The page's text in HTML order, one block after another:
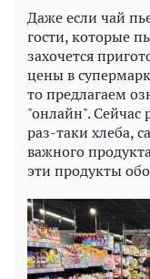
Даже если чай
гости, которые
захочется
цены в
то предлагаем
"онлайн". Сейчас
раз-таки хлеба,
важного
эти продукты